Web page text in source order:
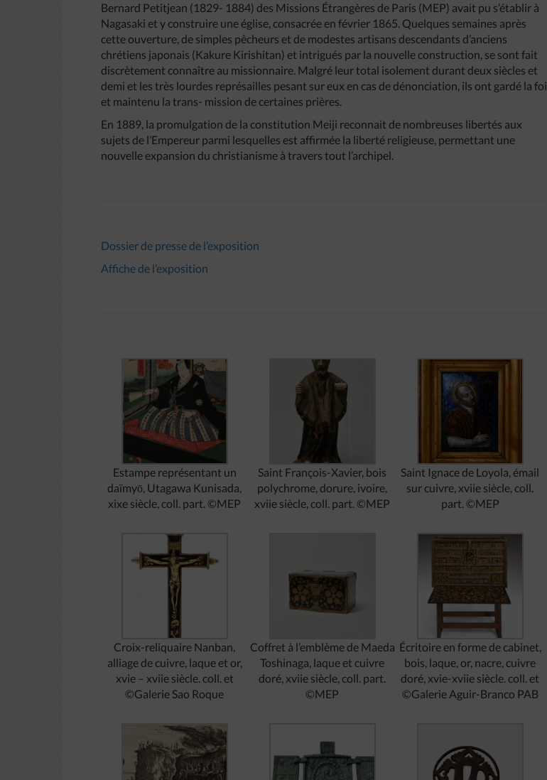
Bernard Petitjean (1829- 1884) des Missions Étrangères de Paris (MEP) avait pu s’établir à
Nagasaki et y construire une église, consacrée en février 1865. Quelques semaines après
cette ouverture, de simples pêcheurs et de modestes artisans descendants d’anciens
chrétiens japonais (Kakure Kirishitan) et intrigués par la nouvelle construction, se sont fait
discrètement connaître au missionnaire. Malgré leur total isolement durant deux siècles et
demi et les très lourdes représailles pesant sur eux en cas de dénonciation, ils ont gardé la foi
et maintenu la trans- mission de certaines prières.
En 1889, la promulgation de la constitution Meiji reconnait de nombreuses libertés aux
sujets de l’Empereur parmi lesquelles est affirmée la liberté religieuse, permettant une
nouvelle expansion du christianisme à travers tout l’archipel.
Dossier de presse de l’exposition
Affiche de l’exposition
Estampe représentant un
daïmyō, Utagawa Kunisada,
xixe siècle, coll. part. ©MEP
Saint François-Xavier, bois
polychrome, dorure, ivoire,
xviie siècle, coll. part. ©MEP
Saint Ignace de Loyola, émail
sur cuivre, xviie siècle, coll.
part. ©MEP
Croix-reliquaire Nanban,
alliage de cuivre, laque et or,
xvie – xviie siècle. coll. et
©Galerie Sao Roque
Coffret à l’emblème de Maeda
Toshinaga, laque et cuivre
doré, xviie siècle, coll. part.
©MEP
Écritoire en forme de cabinet,
bois, laque, or, nacre, cuivre
doré, xvie-xviie siècle. coll. et
©Galerie Aguir-Branco PAB